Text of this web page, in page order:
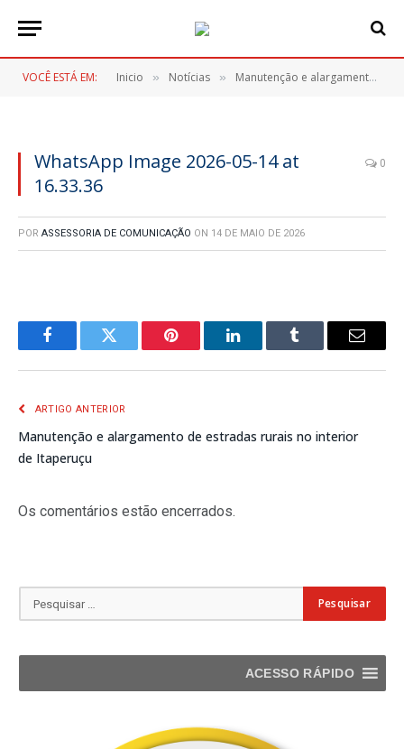
VOCÊ ESTÁ EM: Inicio » Notícias » Manutenção e alargamento de estradas rurais no interior de Itaperuçu
WhatsApp Image 2026-05-14 at
16.33.36
0
POR ASSESSORIA DE COMUNICAÇÃO ON 14 DE MAIO DE 2026
FacebookTwitter Pinterest LinkedInTumblr
E-
ARTIGO ANTERIOR
Manutenção e alargamento de estradas rurais no interior
de Itaperuçu
Os comentários estão encerrados.
ACESSO RÁPIDO